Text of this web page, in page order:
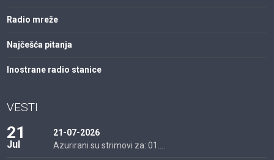
Radio mreže
Najčešća pitanja
Inostrane radio stanice
VESTI
21
Jul
21-07-2026
Azurirani su strimovi za: 01....